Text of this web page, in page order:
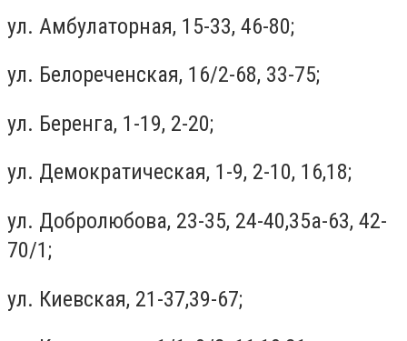
ул. Амбулаторная, 15-33, 46-80;
ул. Белореченская, 16/2-68, 33-75;
ул. Беренга, 1-19, 2-20;
ул. Демократическая, 1-9, 2-10, 16,18;
ул. Добролюбова, 23-35, 24-40,35а-63, 42-
70/1;
ул. Киевская, 21-37,39-67;